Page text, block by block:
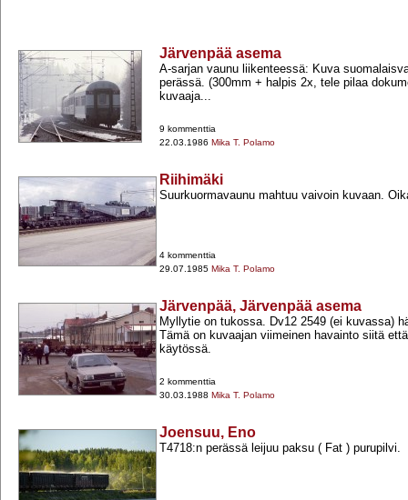
Järvenpää asema
A-​sarjan vaunu liikenteessä: Kuva
perässä. (300mm +​ halpis 2x, tele pilaa
kuvaaja...
9 kommenttia
22.03.1986 Mika T. Polamo
Riihimäki
Suurkuormavaunu mahtuu vaivoin kuvaan.
4 kommenttia
29.07.1985 Mika T. Polamo
Järvenpää, Järvenpää asema
Myllytie on tukossa. Dv12 2549 (ei kuvassa)
Tämä on kuvaajan viimeinen havainto siitä
käytössä.
2 kommenttia
30.03.1988 Mika T. Polamo
Joensuu, Eno
T4718:n perässä leijuu paksu ( Fat ) purupilvi.